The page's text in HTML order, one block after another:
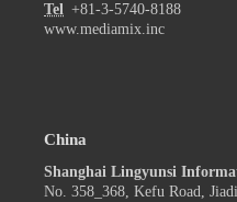
Tel +81-3-5740-8188
www.mediamix.inc
China
Shanghai Lingyunsi
No. 358_368, Kefu Road,